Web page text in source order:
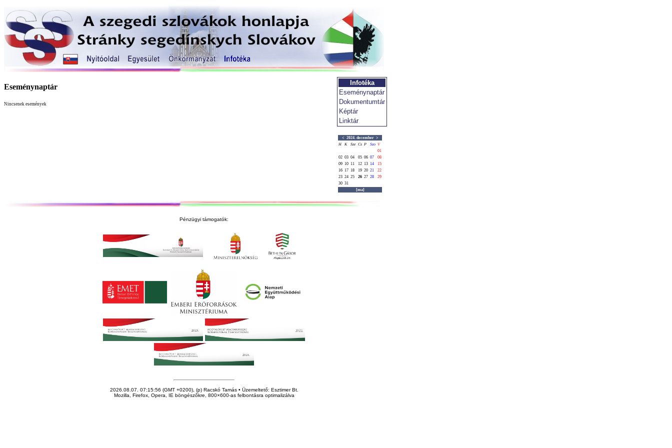
Eseménynaptár
Nincsenek események
Infotéka
Eseménynaptár
Dokumentumtár
Képtár
Linktár
< 2024. december >
H
K Sze Cs P Szo V
01
02 03 04 05 06 07
08
09 10 11 12 13 14
15
16 17 18 19 20 21
22
23 24 25 26 27 28
29
30 31
[ma]
Pénzügyi támogatók:
2026.08.07. 07:15:56 (GMT +0200), (p) Racskó Tamás • Üzemeltető: Esztimer Bt.
Mozilla, Firefox, Opera, IE böngészőkre, 800×600-as felbontásra optimalizálva